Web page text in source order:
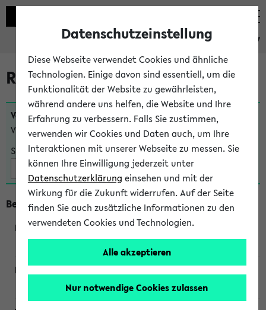
eKVV
Raumänderungen
Veranstaltungen , bei denen sich nach dem23.07.2026
Veranstaltungsorte geändert haben:
Suche:
Beginn um 10 Uhr
240202
Tutorin: Celina Famulla
Datenschutzeinstellung
Diese Webseite verwendet Cookies und ähnliche
Technologien. Einige davon sind essentiell, um die
Funktionalität der Website zu gewährleisten,
während andere uns helfen, die Website und Ihre
Erfahrung zu verbessern. Falls Sie zustimmen,
verwenden wir Cookies und Daten auch, um Ihre
Interaktionen mit unserer Webseite zu messen. Sie
können Ihre Einwilligung jederzeit unter
Datenschutzerklärung einsehen und mit der
Wirkung für die Zukunft widerrufen. Auf der Seite
finden Sie auch zusätzliche Informationen zu den
verwendeten Cookies und Technologien.
Alle akzeptieren
Nur notwendige Cookies zulassen